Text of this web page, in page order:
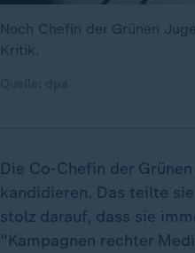
Noch Chefin der Grünen
Kritik.
Die Co-Chefin der
kandidieren. Das teilte
stolz darauf, dass sie
"Kampagnen rechter